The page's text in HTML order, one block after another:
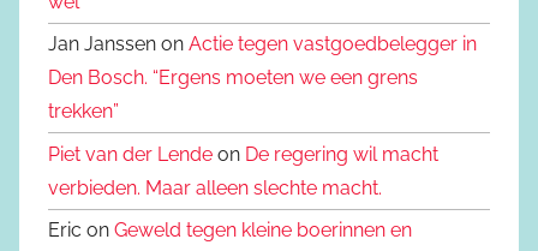
Jan Janssen on Actie tegen vastgoedbelegger in
Den Bosch. “Ergens moeten we een grens
trekken”
Piet van der Lende on De regering wil macht
verbieden. Maar alleen slechte macht.
Eric on Geweld tegen kleine boerinnen en